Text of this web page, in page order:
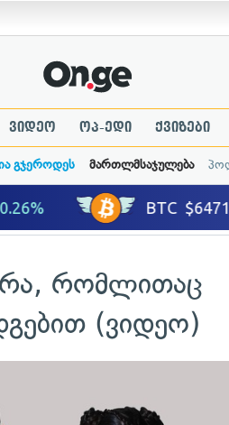
ვიდეო ოპ-ედი ქვიზები
გჯეროდეს მართლმსაჯულება
რომლითაც
(ვიდეო)